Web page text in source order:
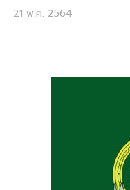
21 พ.ค. 2564